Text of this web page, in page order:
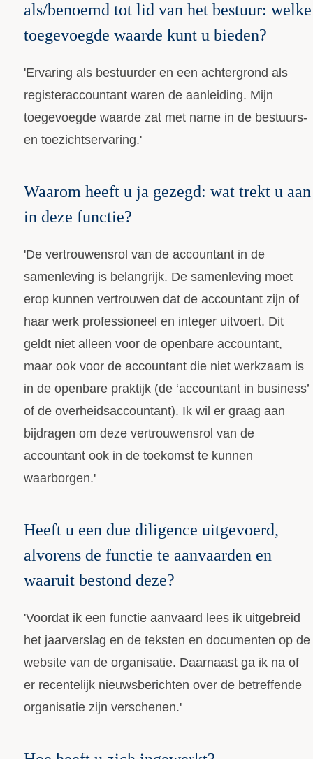
als/benoemd tot lid van het bestuur: welke
toegevoegde waarde kunt u bieden?
'Ervaring als bestuurder en een achtergrond als
registeraccountant waren de aanleiding. Mijn
toegevoegde waarde zat met name in de bestuurs-
en toezichtservaring.'
Waarom heeft u ja gezegd: wat trekt u aan
in deze functie?
'De vertrouwensrol van de accountant in de
samenleving is belangrijk. De samenleving moet
erop kunnen vertrouwen dat de accountant zijn of
haar werk professioneel en integer uitvoert. Dit
geldt niet alleen voor de openbare accountant,
maar ook voor de accountant die niet werkzaam is
in de openbare praktijk (de ‘accountant in business’
of de overheidsaccountant). Ik wil er graag aan
bijdragen om deze vertrouwensrol van de
accountant ook in de toekomst te kunnen
waarborgen.'
Heeft u een due diligence uitgevoerd,
alvorens de functie te aanvaarden en
waaruit bestond deze?
'Voordat ik een functie aanvaard lees ik uitgebreid
het jaarverslag en de teksten en documenten op de
website van de organisatie. Daarnaast ga ik na of
er recentelijk nieuwsberichten over de betreffende
organisatie zijn verschenen.'